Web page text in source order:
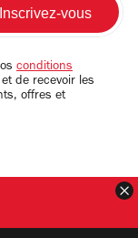
conditions
et de recevoir les
offres et